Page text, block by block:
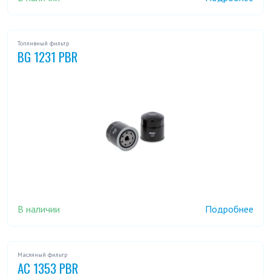
Топливный фильтр
BG 1231 PBR
В наличии Подробнее
Масляный фильтр
AC 1353 PBR